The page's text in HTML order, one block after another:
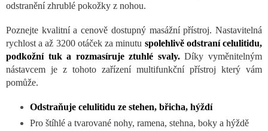
odstranění zhrublé pokožky z nohou.
Poznejte kvalitní a cenově dostupný masážní přístroj. Nastavitelná
rychlost a až 3200 otáček za minutu spolehlivě odstraní celulitidu,
podkožní tuk a rozmasíruje ztuhlé svaly. Díky vyměnitelným
nástavcem je z tohoto zařízení multifunkční přístroj který vám
pomůže.
Odstraňuje celulitidu ze stehen, břicha, hýždí
Pro štíhlé a tvarované nohy, ramena, stehna, boky a hýždě